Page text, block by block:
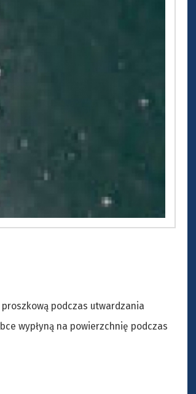
podczas utwardzania
wypłyną na powierzchnię podczas